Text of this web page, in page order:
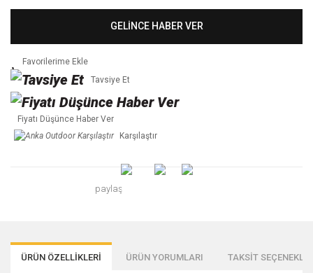
GELİNCE HABER VER
Tavsiye Et
Fiyatı Düşünce Haber Ver
Karşılaştır
paylaş
ÜRÜN ÖZELLİKLERİ ÜRÜN YORUMLARI TAKSİT